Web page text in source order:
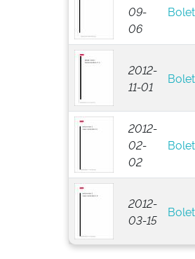
09-
06
2012-
11-01
2012-
02-
02
2012-
03-15